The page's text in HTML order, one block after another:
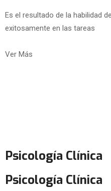
Es el resultado de la habilidad
exitosamente en las tareas
Ver Más
Psicología Clínica
Psicología Clínica